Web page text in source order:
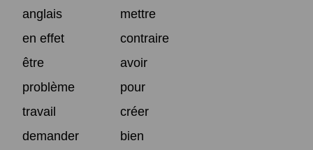
anglais
mettre
en effet
contraire
être
avoir
problème
pour
travail
créer
demander
bien